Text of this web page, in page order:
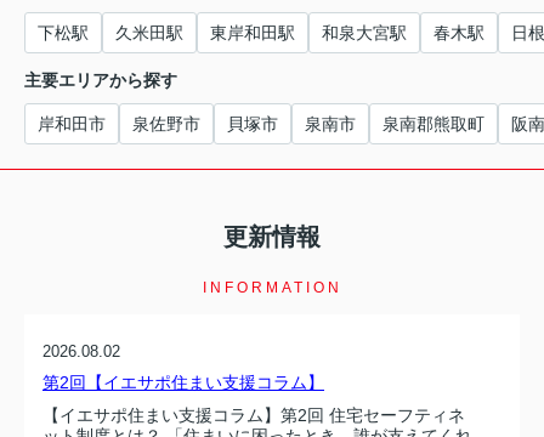
下松駅 久米田駅 東岸和田駅 和泉大宮駅 春木駅 日
主要エリアから探す
岸和田市 泉佐野市 貝塚市 泉南市 泉南郡熊取町 阪
更新情報
INFORMATION
2026.08.02
第2回【イエサポ住まい支援コラム】
【イエサポ住まい支援コラム】第2回 住宅セーフティネ